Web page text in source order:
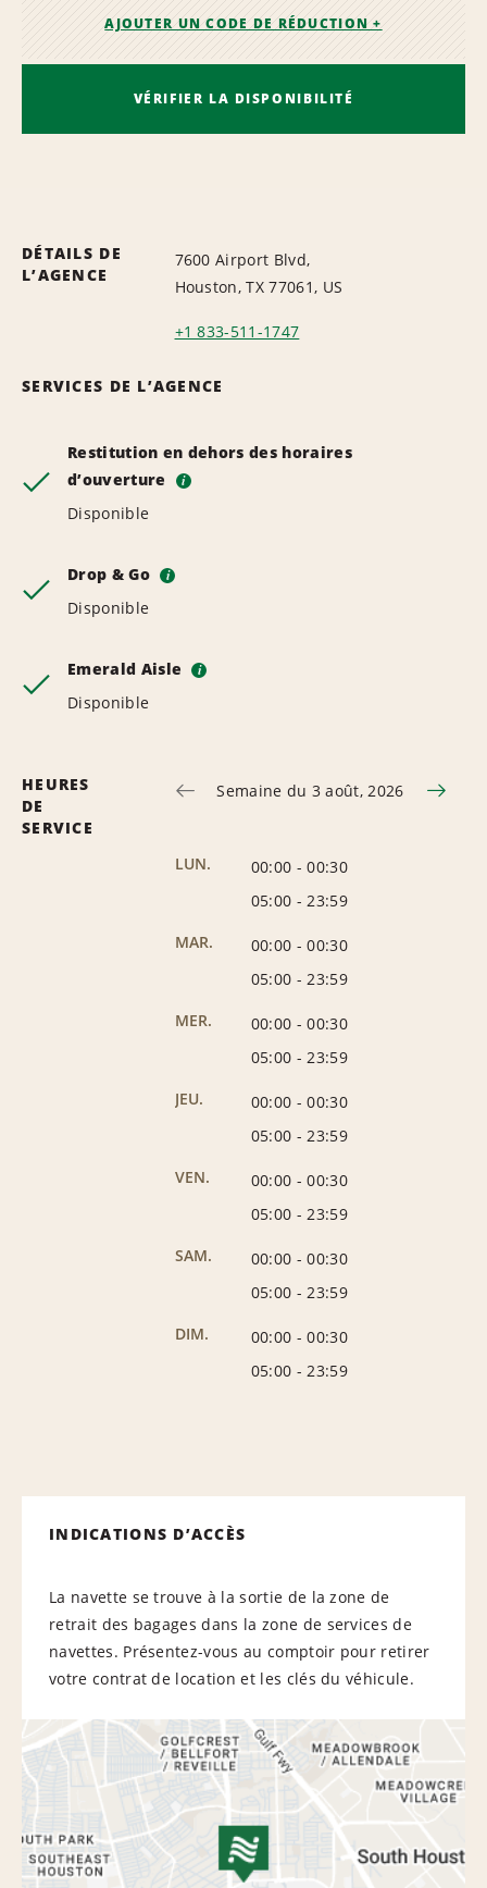
AJOUTER UN CODE DE RÉDUCTION +
VÉRIFIER LA DISPONIBILITÉ
DÉTAILS DE
L’AGENCE
7600 Airport Blvd,
Houston, TX 77061, US
+1 833-511-1747
SERVICES DE L’AGENCE
Restitution en dehors des horaires
d’ouverture
i
Disponible
Drop & Go i
Disponible
Emerald Aisle i
Disponible
HEURES
DE
SERVICE
Semaine du 3 août, 2026
LUN. 00:00 -00:30
05:00 - 23:59
MAR.
00:00 -00:30
05:00 - 23:59
MER.
00:00 -00:30
05:00 - 23:59
JEU.
00:00 -00:30
05:00 - 23:59
VEN.
00:00 -00:30
05:00 - 23:59
SAM.
00:00 -00:30
05:00 - 23:59
DIM.
00:00 -00:30
05:00 - 23:59
INDICATIONS D’ACCÈS
La navette se trouve à la sortie de la zone de
retrait des bagages dans la zone de services de
navettes. Présentez-vous au comptoir pour retirer
votre contrat de location et les clés du véhicule.